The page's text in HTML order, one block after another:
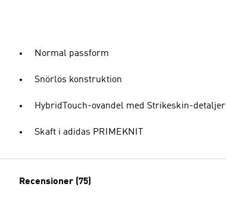
Normal passform
Snörlös konstruktion
HybridTouch-ovandel med Strikeskin-detaljer
Skaft i adidas PRIMEKNIT
Recensioner (75)